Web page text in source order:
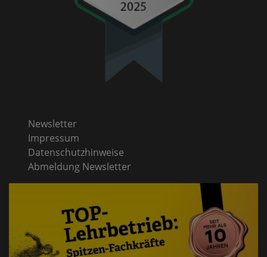
Newsletter
Impressum
Datenschutzhinweise
Abmeldung Newsletter